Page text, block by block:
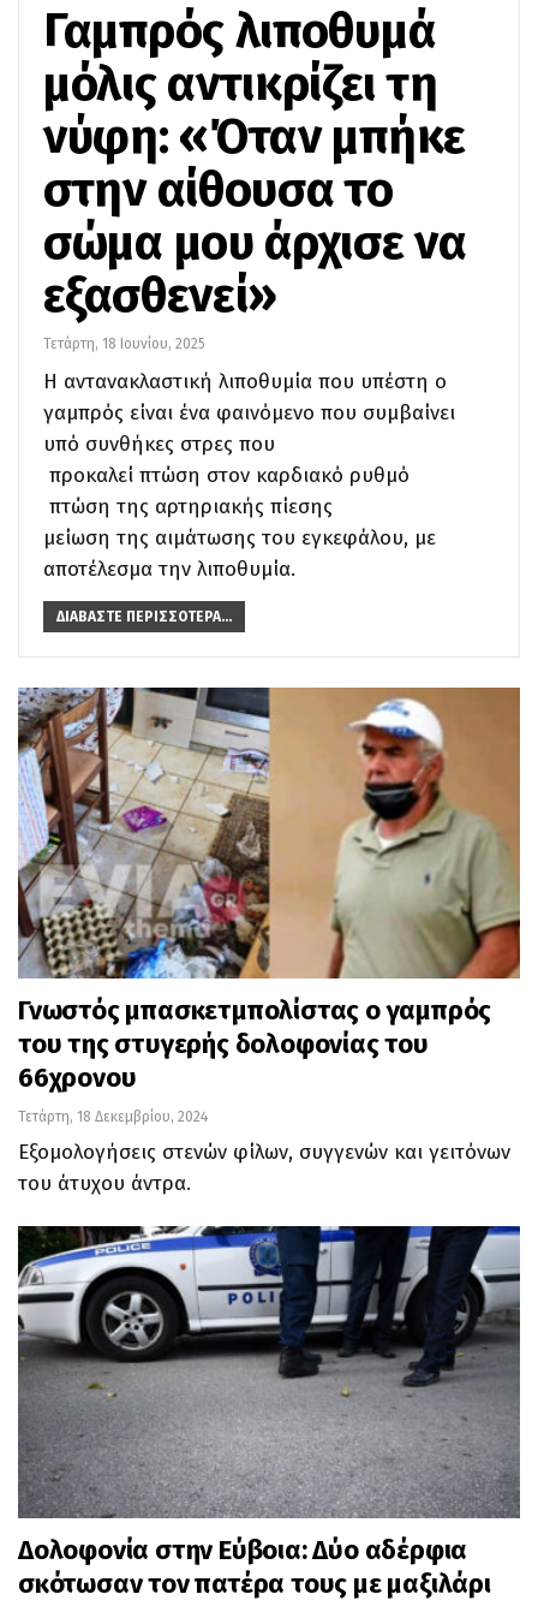
Γαμπρός λιποθυμά
μόλις αντικρίζει τη
νύφη: «Όταν μπήκε
στην αίθουσα το
σώμα μου άρχισε να
εξασθενεί»
Τετάρτη, 18 Ιουνίου, 2025
Η αντανακλαστική λιποθυμία που υπέστη ο
γαμπρός είναι ένα φαινόμενο που συμβαίνει
υπό συνθήκες στρες που
προκαλεί πτώση στον καρδιακό ρυθμό
πτώση της αρτηριακής πίεσης
μείωση της αιμάτωσης του εγκεφάλου, με
αποτέλεσμα την λιποθυμία.
ΔΙΑΒΆΣΤΕ ΠΕΡΙΣΣΌΤΕΡΑ...
Γνωστός μπασκετμπολίστας ο γαμπρός
του της στυγερής δολοφονίας του
66χρονου
Τετάρτη, 18 Δεκεμβρίου, 2024
Εξομολογήσεις στενών φίλων, συγγενών και γειτόνων
του άτυχου άντρα.
Δολοφονία στην Εύβοια: Δύο αδέρφια
σκότωσαν τον πατέρα τους με μαξιλάρι